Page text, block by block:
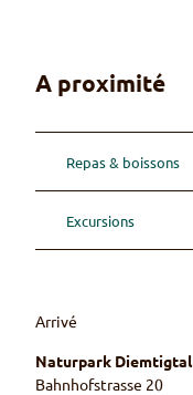
A proximité
Repas & boissons
Excursions
Arrivé
Naturpark Diemtigtal
Bahnhofstrasse 20